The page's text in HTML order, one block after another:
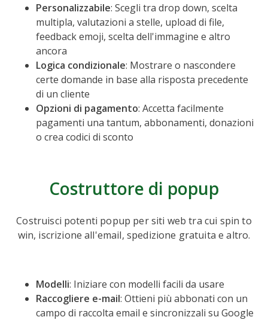
Personalizzabile: Scegli tra drop down, scelta
multipla, valutazioni a stelle, upload di file,
feedback emoji, scelta dell'immagine e altro
ancora
Logica condizionale: Mostrare o nascondere
certe domande in base alla risposta precedente
di un cliente
Opzioni di pagamento: Accetta facilmente
pagamenti una tantum, abbonamenti, donazioni
o crea codici di sconto
Costruttore di popup
Costruisci potenti popup per siti web tra cui spin to
win, iscrizione all'email, spedizione gratuita e altro.
Modelli: Iniziare con modelli facili da usare
Raccogliere e-mail: Ottieni più abbonati con un
campo di raccolta email e sincronizzali su Google